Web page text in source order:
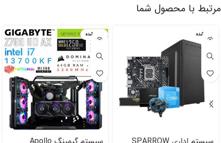
مرتبط با محصول شما
تمام شده تمام شده